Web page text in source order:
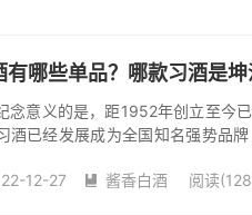
哪些单品？哪款习酒是坤
念意义的是，距1952年创立至今
酒已经发展成为全国知名强势品牌
12-27  酱香白酒 阅读